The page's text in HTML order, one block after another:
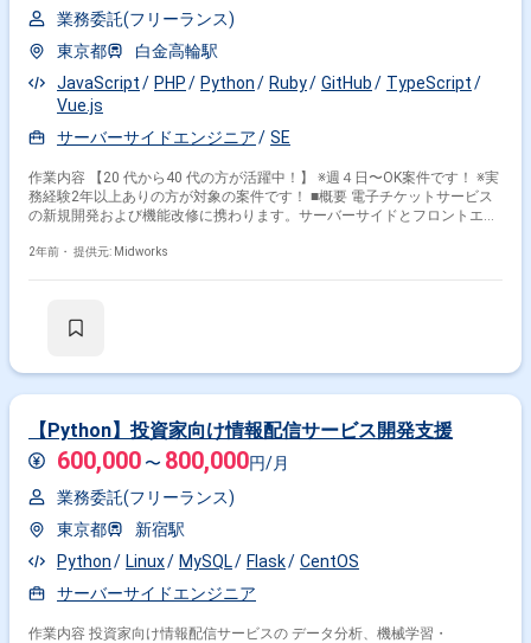
業務委託(フリーランス)
東京都
白金高輪駅
JavaScript
PHP Python Ruby GitHub
TypeScript
Vue.js
サーバーサイドエンジニア
SE
作業内容 【20 代から40 代の方が活躍中！】 ※週４日〜OK案件です！ ※実
務経験2年以上ありの方が対象の案件です！ ■概要 電子チケットサービス
の新規開発および機能改修に携わります。サーバーサイドとフロントエン
具体的な業務内容 ・電子チケットサービスの新規開発および機能改修 ・
---------------------------------------------------------- 直近の参画案件の経験とご希望に併せた
2年前・ 提供元: Midworks
【Python】投資家向け情報配信サービス開発支援
600,000 〜 800,000円/月
業務委託(フリーランス)
東京都
新宿駅
Python
Linux MySQL Flask
CentOS
サーバーサイドエンジニア
作業内容 投資家向け情報配信サービスの データ分析、機械学習・